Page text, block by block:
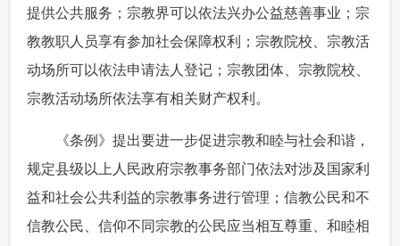
提供公共服务；宗教界可以依法兴办公益慈善事业；宗
教教职人员享有参加社会保障权利；宗教院校、宗教活
动场所可以依法申请法人登记；宗教团体、宗教院校、
宗教活动场所依法享有相关财产权利。
《条例》提出要进一步促进宗教和睦与社会和谐，
规定县级以上人民政府宗教事务部门依法对涉及国家利
益和社会公共利益的宗教事务进行管理；信教公民和不
信教公民、信仰不同宗教的公民应当相互尊重、和睦相